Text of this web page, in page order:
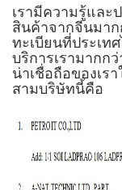
เรามีความรู้และ
สินค้าจากจีนมาก
ทะเบียนที่ประเ
บริการเรามากก
น่าเชื่อถือของเ
สามบริษัทนี้คือ